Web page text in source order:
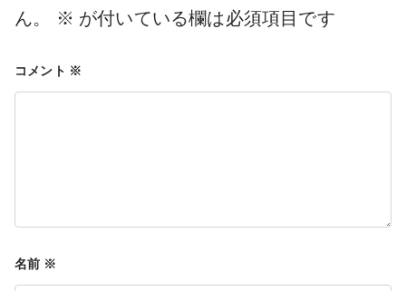
ビ
ゲ
シ
ん。
※ が付いている欄は必須項目です
コメント ※
名前 ※